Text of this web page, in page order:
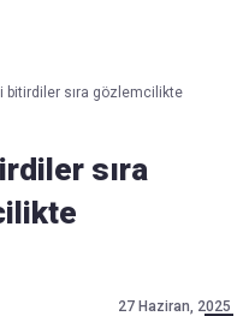
bitirdiler sıra gözlemcilikte
sıra
27 Haziran, 2025